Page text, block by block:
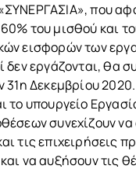
που
του μισθού και
εισφορών των
δεν εργάζονται, θα
31η Δεκεμβρίου 2020.
τo υπουργείο
συνεχίζουν
τις επιχειρήσεις
να αυξήσουν τις